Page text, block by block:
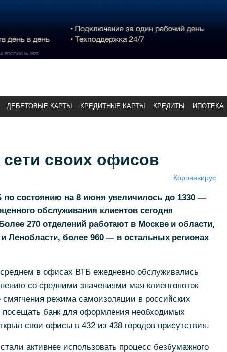
ДЕБЕТОВЫЕ КАРТЫ КРЕДИТНЫЕ КАРТЫ КРЕДИТЫ ИПОТЕКА
своих офисов
Коронавирус
состоянию на 8 июня увеличилось до 1330 —
обслуживания клиентов сегодня
270 отделений работают в Москве и области,
Ленобласти, более 960 — в остальных регионах
в офисах ВТБ ежедневно обслуживались
со средними значениями мая клиентопоток
режима самоизоляции в российских
посещать банк для оформления необходимых
свои офисы в 432 из 438 городов присутствия.
активнее использовать процесс безбумажного